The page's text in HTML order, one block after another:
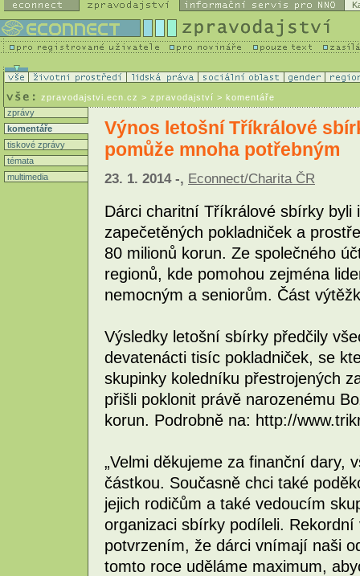
zpravodajstvi.ecn.cz > zpravodajství > komentáře
zprávy
komentáře
tiskové zprávy
témata
multimedia
Výnos letošní Tříkrálové
pomůže mnoha potřebným
23. 1. 2014 -, Econnect/Charita ČR
Dárci charitní Tříkrálové sbírky
zapečetěných pokladniček a
80 milionů korun. Ze společného
regionů, kde pomohou zejména
nemocným a seniorům. Část
Výsledky letošní sbírky předčily
devatenácti tisíc pokladniček, se
skupinky koledníku přestrojených
přišli poklonit právě narozenému
korun. Podrobně na: http://
„Velmi děkujeme za finanční dary,
částkou. Současně chci také
jejich rodičům a také vedoucím
organizaci sbírky podíleli.
potvrzením, že dárci vnímají naši
tomto roce uděláme maximum,